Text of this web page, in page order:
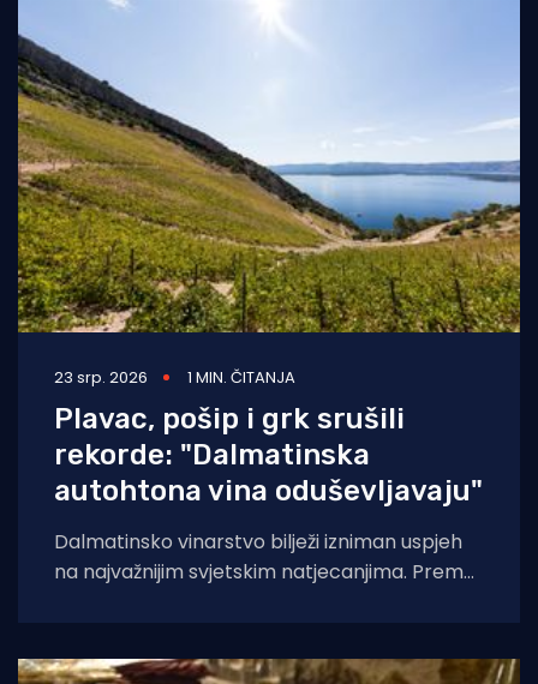
23 srp. 2026 1 MIN. ČITANJA
Plavac, pošip i grk srušili
rekorde: "Dalmatinska
autohtona vina oduševljavaju"
Dalmatinsko vinarstvo bilježi izniman uspjeh
na najvažnijim svjetskim natjecanjima. Prema